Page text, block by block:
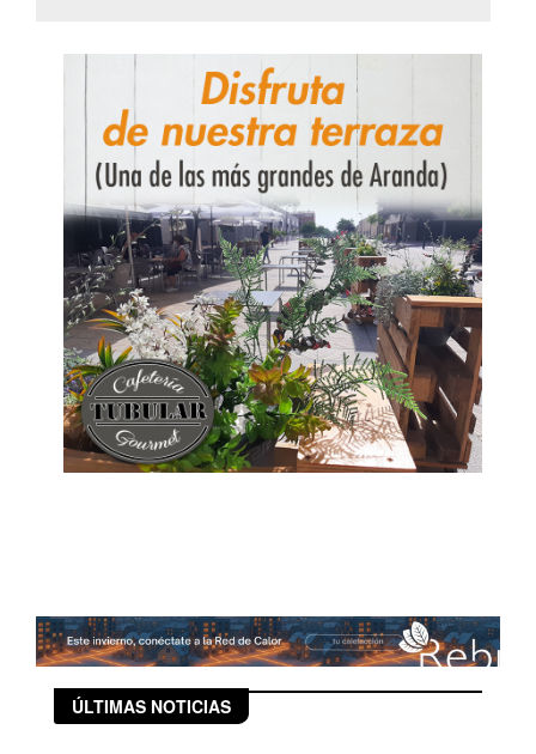
ÚLTIMAS NOTICIAS